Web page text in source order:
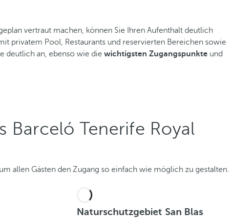
vertraut machen, können Sie Ihren Aufenthalt deutlich
privatem Pool, Restaurants und reservierten Bereichen sowie
deutlich an, ebenso wie die wichtigsten Zugangspunkte und
Barceló Tenerife Royal
allen Gästen den Zugang so einfach wie möglich zu gestalten.
Naturschutzgebiet San Blas